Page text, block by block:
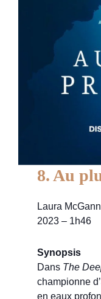
8. Au
Laura McGann
2023 – 1h46
Synopsis
Dans The
championne
en eaux